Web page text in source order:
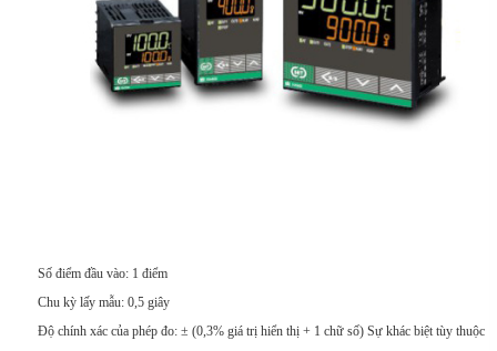
Số điểm đầu vào: 1 điểm
Chu kỳ lấy mẫu: 0,5 giây
Độ chính xác của phép đo: ± (0,3% giá trị hiển thị + 1 chữ số) Sự khác biệt tùy thuộc